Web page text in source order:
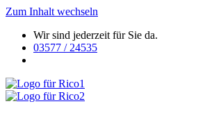
Zum Inhalt wechseln
Wir sind jederzeit für Sie da.
03577 / 24535